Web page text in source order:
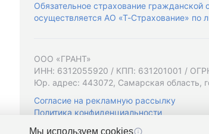
Обязательное страхование гражданской
осуществляется АО «Т-Страхование» по
ООО «ГРАНТ»
ИНН: 6312055920 / КПП: 631201001 /
Юр. адрес: 443072, Самарская область,
Согласие на рекламную рассылку
Политика конфиденциальности
Мы используем cookies